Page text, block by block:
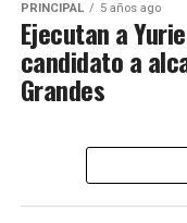
PRINCIPAL 5 años ago
Ejecutan a
candidato a
Grandes